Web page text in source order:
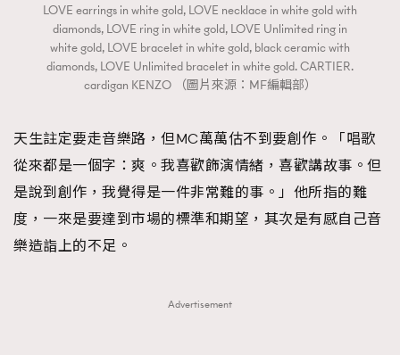
LOVE earrings in white gold, LOVE necklace in white gold with
diamonds, LOVE ring in white gold, LOVE Unlimited ring in
white gold, LOVE bracelet in white gold, black ceramic with
diamonds, LOVE Unlimited bracelet in white gold. CARTIER.
cardigan KENZO （圖片來源：MF編輯部）
天生註定要走音樂路，但MC萬萬估不到要創作。「唱歌
從來都是一個字：爽。我喜歡飾演情緒，喜歡講故事。但
是說到創作，我覺得是一件非常難的事。」他所指的難
度，一來是要達到市場的標準和期望，其次是有感自己音
樂造詣上的不足。
Advertisement